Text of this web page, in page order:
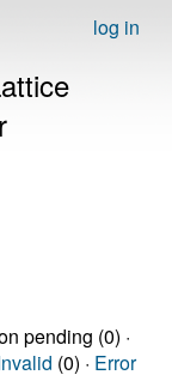
log in
pending (0) ·
(0) · Error